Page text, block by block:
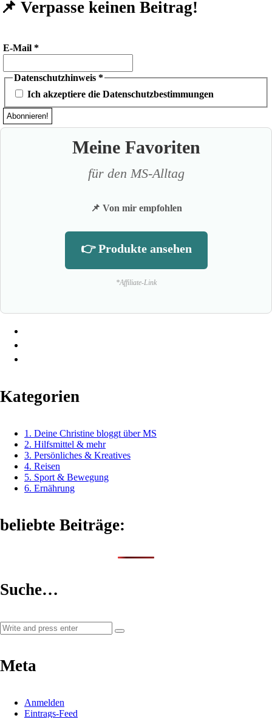
📌 Verpasse keinen Beitrag!
E-Mail *
Datenschutzhinweis *
Ich akzeptiere die Datenschutzbestimmungen
Meine Favoriten
für den MS-Alltag
📌 Von mir empfohlen
👉 Produkte ansehen
*Affiliate-Link
Kategorien
1. Deine Christine bloggt über MS
2. Hilfsmittel & mehr
3. Persönliches & Kreatives
4. Reisen
5. Sport & Bewegung
6. Ernährung
beliebte Beiträge:
Suche…
Meta
Anmelden
Eintrags-Feed